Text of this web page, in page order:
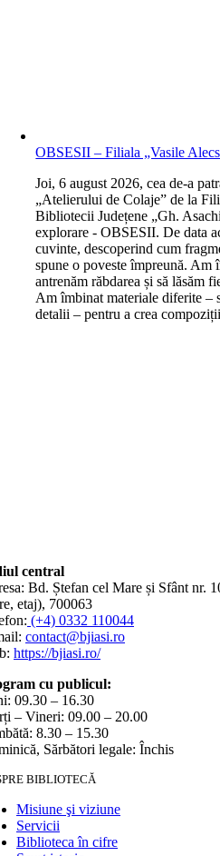
OBSESII – Filiala „Vasile
Joi, 6 august 2026, cea de-a
„Atelierului de Colaje” de la
Bibliotecii Județene „Gh.
explorare - OBSESII. De data
cuvinte, descoperind cum
spune o poveste împreună. Am
antrenăm răbdarea și să lăsăm
Am îmbinat materiale diferite –
detalii – pentru a crea
central
Bd. Ștefan cel Mare și Sfânt nr.
etaj), 700063
(+4) 0332 110044
contact@bjiasi.ro
https://bjiasi.ro/
cu publicul:
09.30 – 16.30
– Vineri: 09.00 – 20.00
8.30 – 15.30
Sărbători legale: Închis
BIBLIOTECĂ
Misiune şi viziune
Servicii
Biblioteca în cifre